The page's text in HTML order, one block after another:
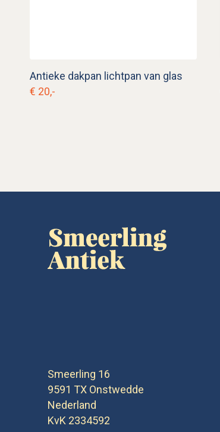
Antieke dakpan lichtpan van glas
€ 20,-
Smeerling 16
9591 TX Onstwedde
Nederland
KvK 2334592